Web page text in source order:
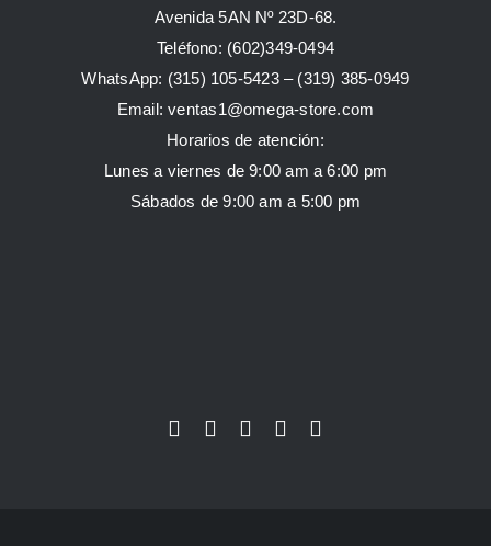
Avenida 5AN Nº 23D-68.
Teléfono: (602)349-0494
WhatsApp: (315) 105-5423 – (319) 385-0949
Email:ventas1@omega-store.com
Horarios de atención:
Lunes a viernes de 9:00 am a 6:00 pm
Sábados de 9:00 am a 5:00 pm